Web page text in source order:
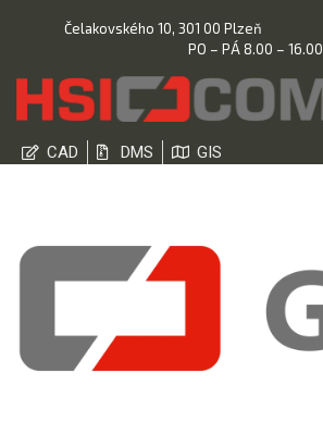
Čelakovského 10, 301 00 Plzeň
PO – PÁ 8.00 – 16.00
CAD DMS GIS